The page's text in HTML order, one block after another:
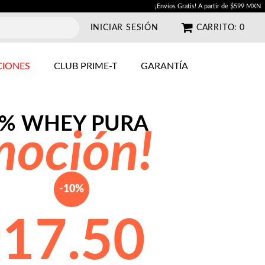
¡Envíos Gratis! A partir de $599 MXN
CARRITO: 0
INICIAR SESIÓN
CLUB PRIME-T GARANTÍA
WHEY PURA
-10%